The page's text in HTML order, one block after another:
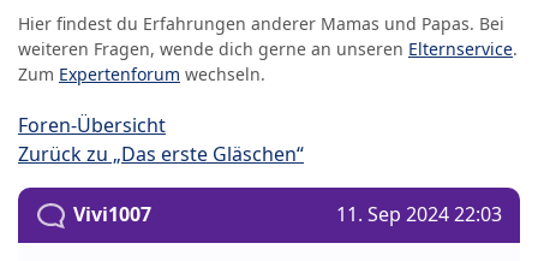
Hier findest du Erfahrungen anderer Mamas und Papas. Bei
weiteren Fragen, wende dich gerne an unseren Elternservice.
Zum Expertenforum wechseln.
Foren-Übersicht
Zurück zu „Das erste Gläschen“
Vivi1007 11. Sep 2024 22:03